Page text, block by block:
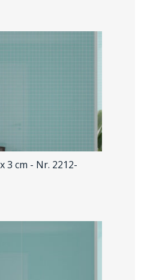
3 cm - Nr. 2212-